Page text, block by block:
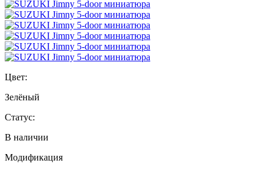
Цвет:
Зелёный
Статус:
В наличии
Модификация